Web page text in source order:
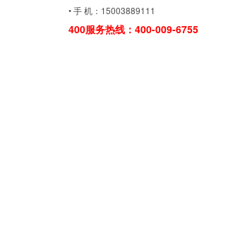
• 手 机：15003889111
400服务热线：400-009-6755